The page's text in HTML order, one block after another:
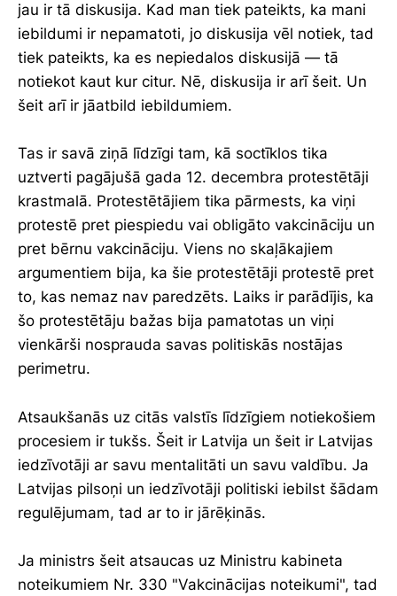
jau ir tā diskusija. Kad man tiek pateikts, ka mani
iebildumi ir nepamatoti, jo diskusija vēl notiek, tad
tiek pateikts, ka es nepiedalos diskusijā — tā
notiekot kaut kur citur. Nē, diskusija ir arī šeit. Un
šeit arī ir jāatbild iebildumiem.
Tas ir savā ziņā līdzīgi tam, kā soctīklos tika
uztverti pagājušā gada 12. decembra protestētāji
krastmalā. Protestētājiem tika pārmests, ka viņi
protestē pret piespiedu vai obligāto vakcināciju un
pret bērnu vakcināciju. Viens no skaļākajiem
argumentiem bija, ka šie protestētāji protestē pret
to, kas nemaz nav paredzēts. Laiks ir parādījis, ka
šo protestētāju bažas bija pamatotas un viņi
vienkārši nosprauda savas politiskās nostājas
perimetru.
Atsaukšanās uz citās valstīs līdzīgiem notiekošiem
procesiem ir tukšs. Šeit ir Latvija un šeit ir Latvijas
iedzīvotāji ar savu mentalitāti un savu valdību. Ja
Latvijas pilsoņi un iedzīvotāji politiski iebilst šādam
regulējumam, tad ar to ir jārēķinās.
Ja ministrs šeit atsaucas uz Ministru kabineta
noteikumiem Nr. 330 "Vakcinācijas noteikumi", tad